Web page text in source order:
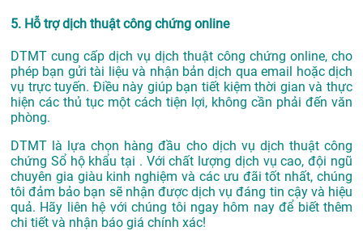
5. Hỗ trợ dịch thuật công chứng online
DTMT cung cấp dịch vụ dịch thuật công chứng online, cho
phép bạn gửi tài liệu và nhận bản dịch qua email hoặc dịch
vụ trực tuyến. Điều này giúp bạn tiết kiệm thời gian và thực
hiện các thủ tục một cách tiện lợi, không cần phải đến văn
phòng.
DTMT là lựa chọn hàng đầu cho dịch vụ dịch thuật công
chứng Sổ hộ khẩu tại . Với chất lượng dịch vụ cao, đội ngũ
chuyên gia giàu kinh nghiệm và các ưu đãi tốt nhất, chúng
tôi đảm bảo bạn sẽ nhận được dịch vụ đáng tin cậy và hiệu
quả. Hãy liên hệ với chúng tôi ngay hôm nay để biết thêm
chi tiết và nhận báo giá chính xác!